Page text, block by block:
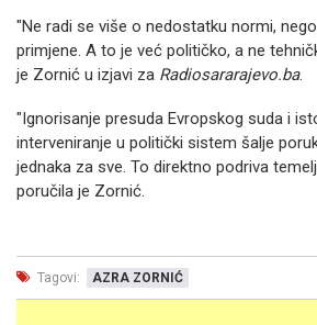
"Ne radi se više o nedostatku normi,
primjene. A to je već političko, a ne
je Zornić u izjavi za Radiosararajevo.ba.
"Ignorisanje presuda Evropskog suda i
interveniranje u politički sistem šalje
jednaka za sve. To direktno podriva
poručila je Zornić.
Tagovi: AZRA ZORNIĆ